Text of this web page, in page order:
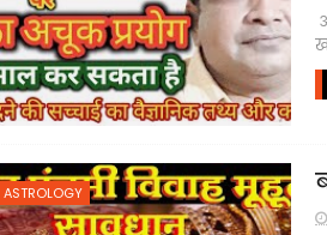
ASTROLOGY